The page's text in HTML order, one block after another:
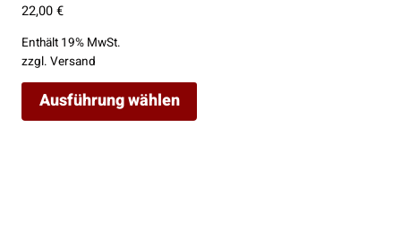
22,00€
Enthält 19% MwSt.
zzgl. Versand
Ausführung wählen